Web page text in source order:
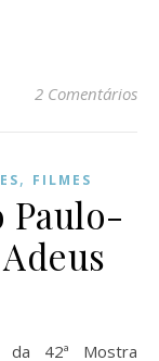
2 Comentários
, FILMES
Paulo-